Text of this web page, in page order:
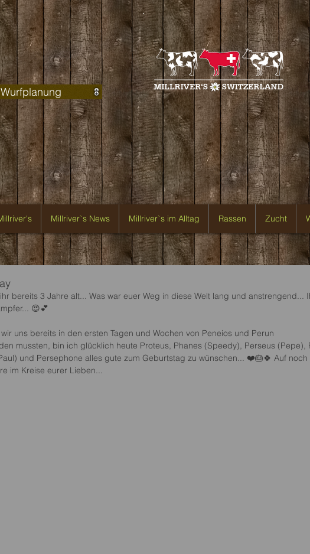
Wurfplanung
Millriver`s News Millriver`s im Alltag Rassen Zucht
bereits 3 Jahre alt... Was war euer Weg in diese Welt lang und anstrengend...
😍💕
uns bereits in den ersten Tagen und Wochen von Peneios und Perun
mussten, bin ich glücklich heute Proteus, Phanes (Speedy), Perseus (Pepe),
und Persephone alles gute zum Geburtstag zu wünschen... ❤️🎂🍀 Auf noch
im Kreise eurer Lieben...